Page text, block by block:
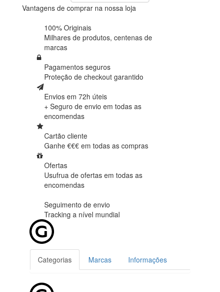
Vantagens de comprar na nossa loja
100% Originais
Milhares de produtos, centenas de
marcas
Pagamentos seguros
Proteção de checkout garantido
Envios em 72h úteis
+ Seguro de envio em todas as
encomendas
Cartão cliente
Ganhe €€€ em todas as compras
Ofertas
Usufrua de ofertas em todas as
encomendas
Seguimento de envio
Tracking a nível mundial
Categorias Marcas Informações